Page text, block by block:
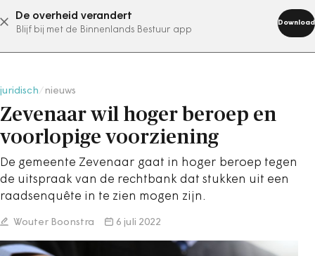
De overheid verandert
Blijf bij met de Binnenlands Bestuur app
Download
abonneer nu
juridisch nieuws
Zevenaar wil hoger beroep en
voorlopige voorziening
De gemeente Zevenaar gaat in hoger beroep tegen
de uitspraak van de rechtbank dat stukken uit een
raadsenquête in te zien mogen zijn.
Wouter Boonstra 6 juli 2022